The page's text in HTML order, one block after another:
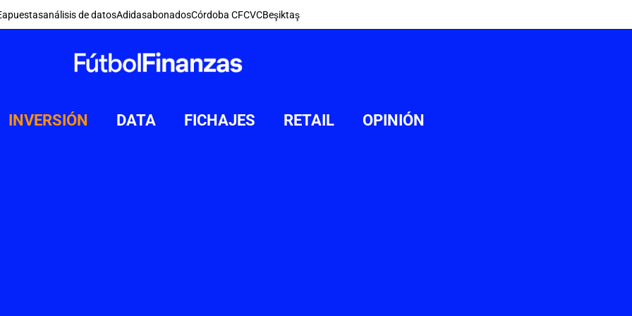
apuestasanálisis de datosAdidasabonadosCórdoba CFCVCBeşiktaş
INVERSIÓN DATA FICHAJES RETAIL OPINIÓN